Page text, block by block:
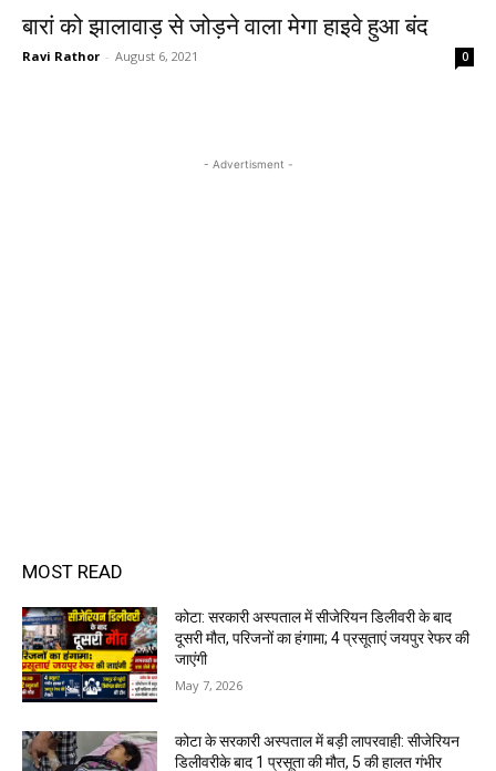
बारां को झालावाड़ से जोड़ने वाला मेगा हाइवे हुआ बंद
Ravi Rathor - August 6, 2021 0
- Advertisment -
MOST READ
कोटा: सरकारी अस्पताल में सीजेरियन डिलीवरी के बाद
दूसरी मौत, परिजनों का हंगामा; 4 प्रसूताएं जयपुर रेफर की
जाएंगी
May 7, 2026
कोटा के सरकारी अस्पताल में बड़ी लापरवाही: सीजेरियन
डिलीवरीके बाद 1 प्रसूता की मौत, 5 की हालत गंभीर